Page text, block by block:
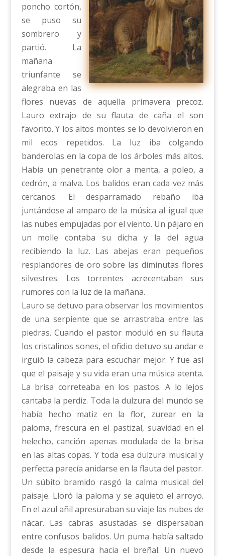
poncho cortón,
se puso su
sombrero y
partió. La
mañana
triunfante se
alegraba en las
flores nuevas de aquella primavera precoz.
Lauro extrajo de su flauta de caña el son
favorito. Y los altos montes se lo devolvieron en
mil ecos repetidos. La luz iba colgando
banderolas en la copa de los árboles más altos.
Había un penetrante olor a menta, a poleo, a
cedrón, a malva. Los balidos eran cada vez más
cercanos. El desparramado rebaño iba
juntándose al amparo de la música al igual que
las nubes empujadas por el viento. Un pájaro en
un molle contaba su dicha y la del agua
recibiendo la luz. Las abejas eran pequeños
resplandores de oro sobre las diminutas flores
silvestres. Los torrentes acrecentaban sus
rumores con la luz de la mañana.
Lauro se detuvo para observar los movimientos
de una serpiente que se arrastraba entre las
piedras. Cuando el pastor moduló en su flauta
los cristalinos sones, el ofidio detuvo su andar e
irguió la cabeza para escuchar mejor. Y fue así
que el paisaje y su vida eran una música atenta.
La brisa correteaba en los pastos. A lo lejos
cantaba la perdiz. Toda la dulzura del mundo se
había hecho matiz en la flor, zurear en la
paloma, frescura en el pastizal, suavidad en el
helecho, canción apenas modulada de la brisa
en las altas copas. Y toda esa dulzura musical y
perfecta parecía anidarse en la flauta del pastor.
Un súbito bramido rasgó la calma musical del
paisaje. Lloró la paloma y se aquieto el arroyo.
En el azul añil apresuraban su viaje las nubes de
nácar. Las cabras asustadas se dispersaban
entre confusos balidos. Un puma había saltado
desde la espesura hacia el breñal. Un nuevo